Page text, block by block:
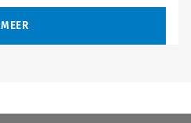
MEER